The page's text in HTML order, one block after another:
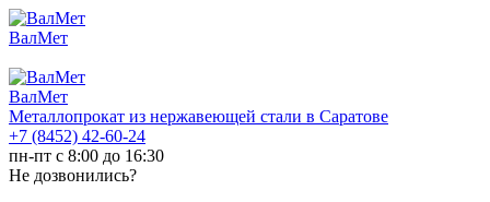
ВалМет
ВалМет
Металлопрокат из нержавеющей стали в Саратове
+7 (8452) 42-60-24
пн-пт с 8:00 до 16:30
Не дозвонились?